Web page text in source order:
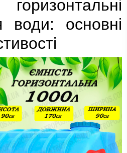
води: основні